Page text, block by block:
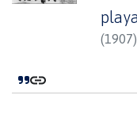
(1907)